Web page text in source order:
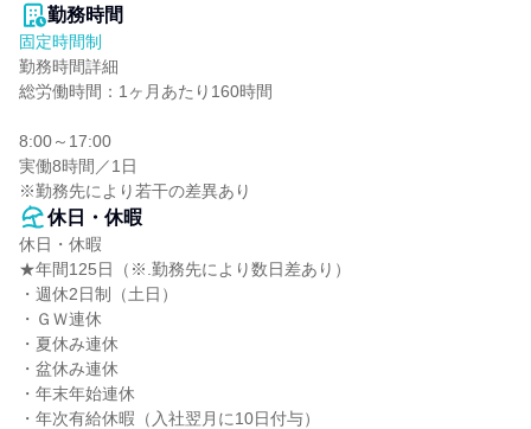
勤務時間
固定時間制
勤務時間詳細
総労働時間：1ヶ月あたり160時間
8:00～17:00
実働8時間／1日
※勤務先により若干の差異あり
休日・休暇
休日・休暇
★年間125日（※.勤務先により数日差あり）
・週休2日制（土日）
・ＧＷ連休
・夏休み連休
・盆休み連休
・年末年始連休
・年次有給休暇（入社翌月に10日付与）